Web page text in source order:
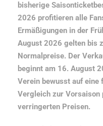
bisherige
2026 profitieren alle
Ermäßigungen in der
August 2026 gelten bis
Normalpreise. Der
beginnt am 16. August
Verein bewusst auf eine
Vergleich zur Vorsaison
verringerten Preisen.